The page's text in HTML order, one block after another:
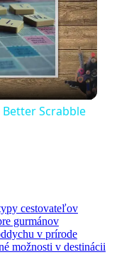
Scrabble
cestovateľov
gurmánov
v prírode
možnosti v destinácii